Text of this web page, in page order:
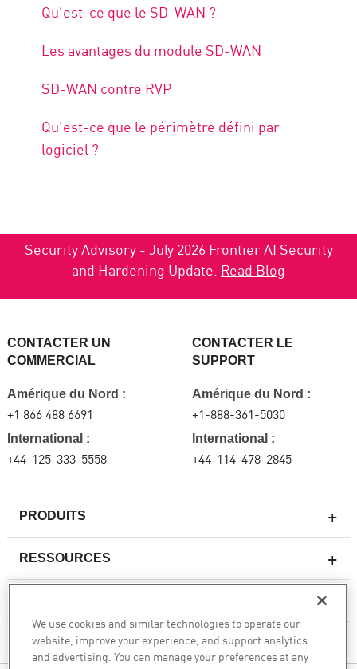
Qu'est-ce que le SD-WAN ?
Les avantages du module SD-WAN
SD-WAN contre RVP
Qu'est-ce que le périmètre défini par
logiciel ?
Security Advisory - July 2026 Frontier AI Security
and Hardening Update. Read Blog
PRODUITS
Pare-feux de nouvelle génération
Sécurité réseau pour le cloud
RESSOURCES
CHECK POINT
CONTACTER UN
COMMERCIAL
Amérique du Nord :
+1 866 488 6691
International :
+44-125-333-5558
CONTACTER LE
SUPPORT
Amérique du Nord :
+1-888-361-5030
International :
+44-114-478-2845
We use cookies and similar technologies to operate our
website, improve your experience, and support analytics
and advertising. You can manage your preferences at any